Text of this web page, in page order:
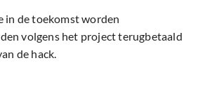
in de toekomst worden
volgens het project terugbetaald
de hack.